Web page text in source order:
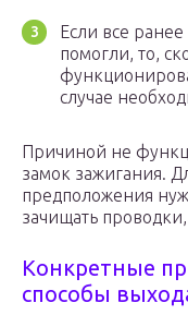
Если все
помогли, то,
случае
Причиной не
замок зажигания.
предположения
зачищать
Конкретные
способы